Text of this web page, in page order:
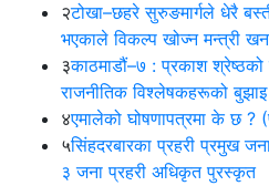
२टोखा–छहरे सुरुङमार्गले धेरै
भएकाले विकल्प खोज्न मन्त्री
३काठमाडौं–७ : प्रकाश
राजनीतिक विश्लेषकहरूको बुझाइ
४एमालेको घोषणापत्रमा के छ ?
५सिंहदरबारका प्रहरी प्रमुख
३ जना प्रहरी अधिकृत पुरस्कृत